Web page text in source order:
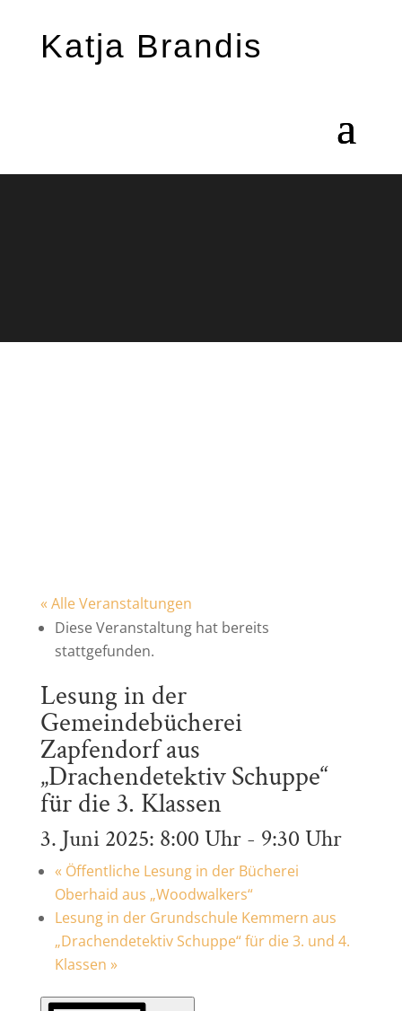
Katja Brandis
« Alle Veranstaltungen
Diese Veranstaltung hat bereits
stattgefunden.
Lesung in der
Gemeindebücherei
Zapfendorf aus
„Drachendetektiv Schuppe“
für die 3. Klassen
3. Juni 2025: 8:00 Uhr- 9:30 Uhr
« Öffentliche Lesung in der Bücherei
Oberhaid aus „Woodwalkers“
Lesung in der Grundschule Kemmern aus
„Drachendetektiv Schuppe“ für die 3. und 4.
Klassen »